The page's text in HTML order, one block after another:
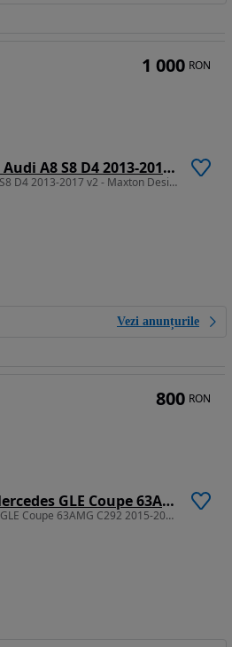
Prelungire bara fata Audi A8 S8 D4 2013-2017 v2 - Maxton Design
Prelungire bara fata Audi A8 S8 D4 2013-2017 v2 - Maxton Design
Vezi anunțurile
1 000 RON
Prelungire difuzor Mercedes GLE Coupe 63AMG C292 2015-2019 v3
Prelungire difuzor Mercedes GLE Coupe 63AMG C292 2015-2019 v3
800 RON